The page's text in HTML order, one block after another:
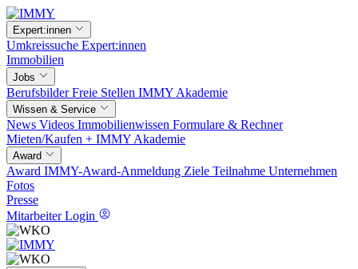
Expert:innen
Umkreissuche Expert:innen
Immobilien
Jobs
BerufsbilderFreie Stellen IMMY Akademie
Wissen & Service
News Videos Immobilienwissen Formulare & Rechner
Mieten/Kaufen + IMMY Akademie
Award
Award IMMY-Award-Anmeldung Ziele Teilnahme Unternehmen
Fotos
Presse
Mitarbeiter Login